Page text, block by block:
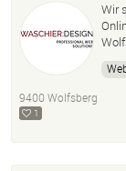
Wir
9400 Wolfsberg
1